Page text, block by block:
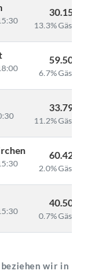
30.150
13.3% Gäste
59.500
6.7% Gäste
33.794
11.2% Gäste
60.429
2.0% Gäste
40.500
0.7% Gäste
wir in